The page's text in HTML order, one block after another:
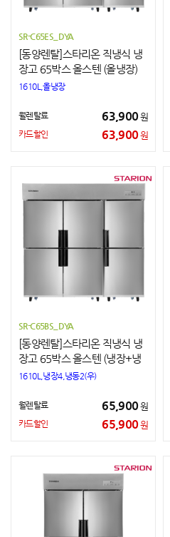
SR-C65ES_DYA
[동양렌탈]스타리온 직냉식 냉
장고 65박스 올스텐 (올냉장)
1610L,올냉장
월렌탈료 63,900원
카드할인 63,900원
SR-C65BS_DYA
[동양렌탈]스타리온 직냉식 냉
장고 65박스 올스텐 (냉장+냉
동)
1610L,냉장4,냉동2(우)
월렌탈료 65,900원
카드할인 65,900원